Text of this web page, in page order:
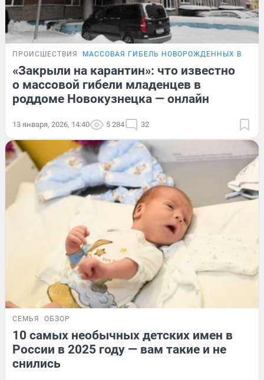
ПРОИСШЕСТВИЯ МАССОВАЯ ГИБЕЛЬ НОВОРОЖДЕННЫХ В
«Закрыли на карантин»: что известно
о массовой гибели младенцев в
роддоме Новокузнецка — онлайн
13 января, 2026, 14:40 5 284 32
СЕМЬЯ ОБЗОР
10 самых необычных детских имен в
России в 2025 году — вам такие и не
снились